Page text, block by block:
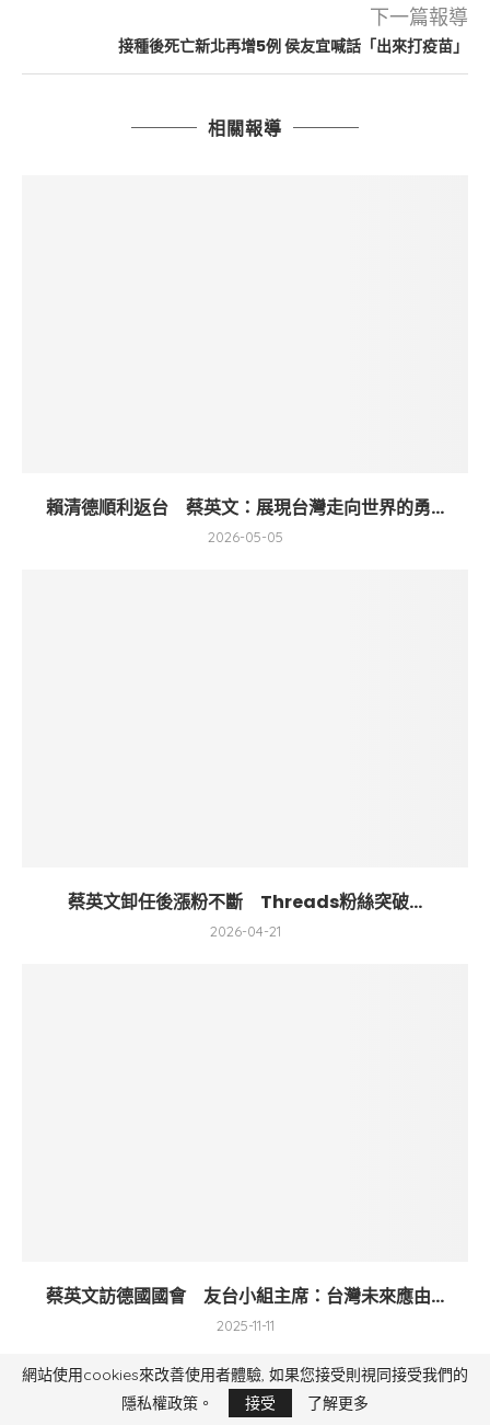
下一篇報導
接種後死亡新北再增5例 侯友宜喊話「出來打疫苗」
相關報導
賴清德順利返台 蔡英文：展現台灣走向世界的勇...
2026-05-05
蔡英文卸任後漲粉不斷 Threads粉絲突破...
2026-04-21
蔡英文訪德國國會 友台小組主席：台灣未來應由...
2025-11-11
網站使用cookies來改善使用者體驗, 如果您接受則視同接受我們的
隱私權政策。
接受 了解更多